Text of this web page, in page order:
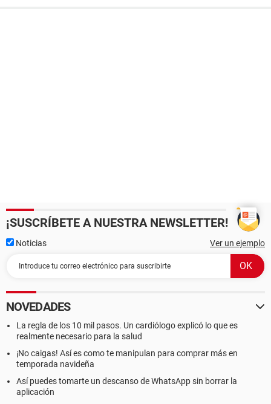
¡SUSCRÍBETE A NUESTRA NEWSLETTER!
Noticias Ver un ejemplo
NOVEDADES
La regla de los 10 mil pasos. Un cardiólogo explicó lo que es
realmente necesario para la salud
¡No caigas! Así es como te manipulan para comprar más en
temporada navideña
Así puedes tomarte un descanso de WhatsApp sin borrar la
aplicación